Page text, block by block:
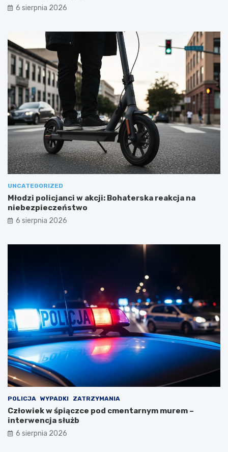
6 sierpnia 2026
UNCATEGORIZED
Młodzi policjanci w akcji: Bohaterska reakcja na
niebezpieczeństwo
6 sierpnia 2026
POLICJA WYPADKI ZATRZYMANIA
Człowiek w śpiączce pod cmentarnym murem –
interwencja służb
6 sierpnia 2026